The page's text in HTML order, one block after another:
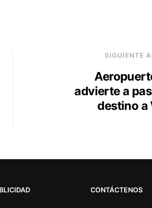
SIGUIENTE
advierte a
destino a
CONTÁCTENOS